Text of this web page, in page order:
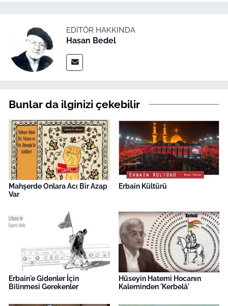
EDITÖR HAKKINDA
Hasan Bedel
Bunlar da ilginizi çekebilir
Mahşerde Onlara Acı Bir Azap
Var
Erbain Kültürü
Erbain'e Gidenler İçin
Bilinmesi Gerekenler
Hüseyin Hatemi Hocanın
Kaleminden 'Kerbelâ'